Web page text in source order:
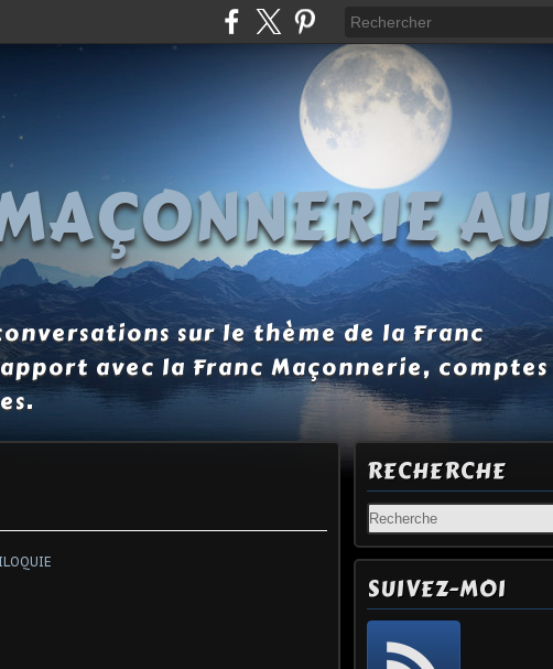
AU
sur le thème de la Franc
avec la Franc Maçonnerie, comptes
RECHERCHE
SUIVEZ-MOI